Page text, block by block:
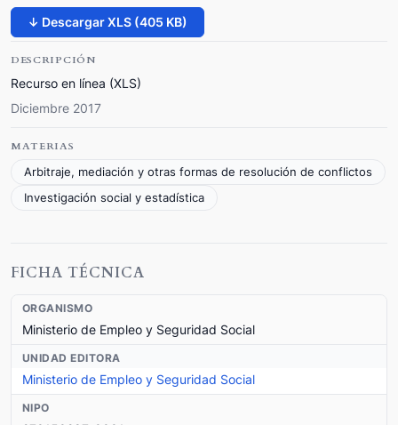
↓ Descargar XLS (405 KB)
DESCRIPCIÓN
Recurso en línea (XLS)
Diciembre 2017
MATERIAS
Arbitraje, mediación y otras formas de resolución de conflictos
Investigación social y estadística
FICHA TÉCNICA
ORGANISMO
Ministerio de Empleo y Seguridad Social
UNIDAD EDITORA
Ministerio de Empleo y Seguridad Social
NIPO